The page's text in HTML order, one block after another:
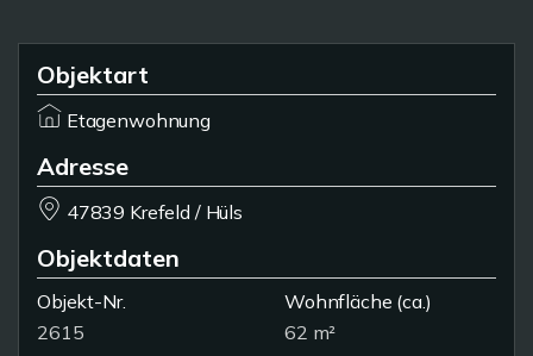
Objektart
Etagenwohnung
Adresse
47839 Krefeld / Hüls
Objektdaten
Objekt-Nr.
2615
Wohnfläche (ca.)
62 m²